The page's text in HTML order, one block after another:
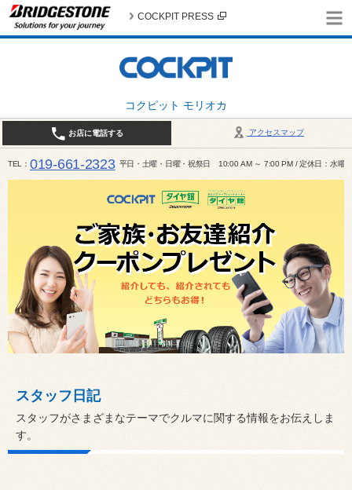
コクピット モリオカ
COCKPIT PRESS
アクセスマップ
お店に電話する
TEL 019-661-2323 平日・土曜・日曜・祝祭日 10:00 AM ～ 7:00 PM / 定休日：水曜
スタッフ日記
スタッフがさまざまなテーマでクルマに関する情報をお伝えしま
す。